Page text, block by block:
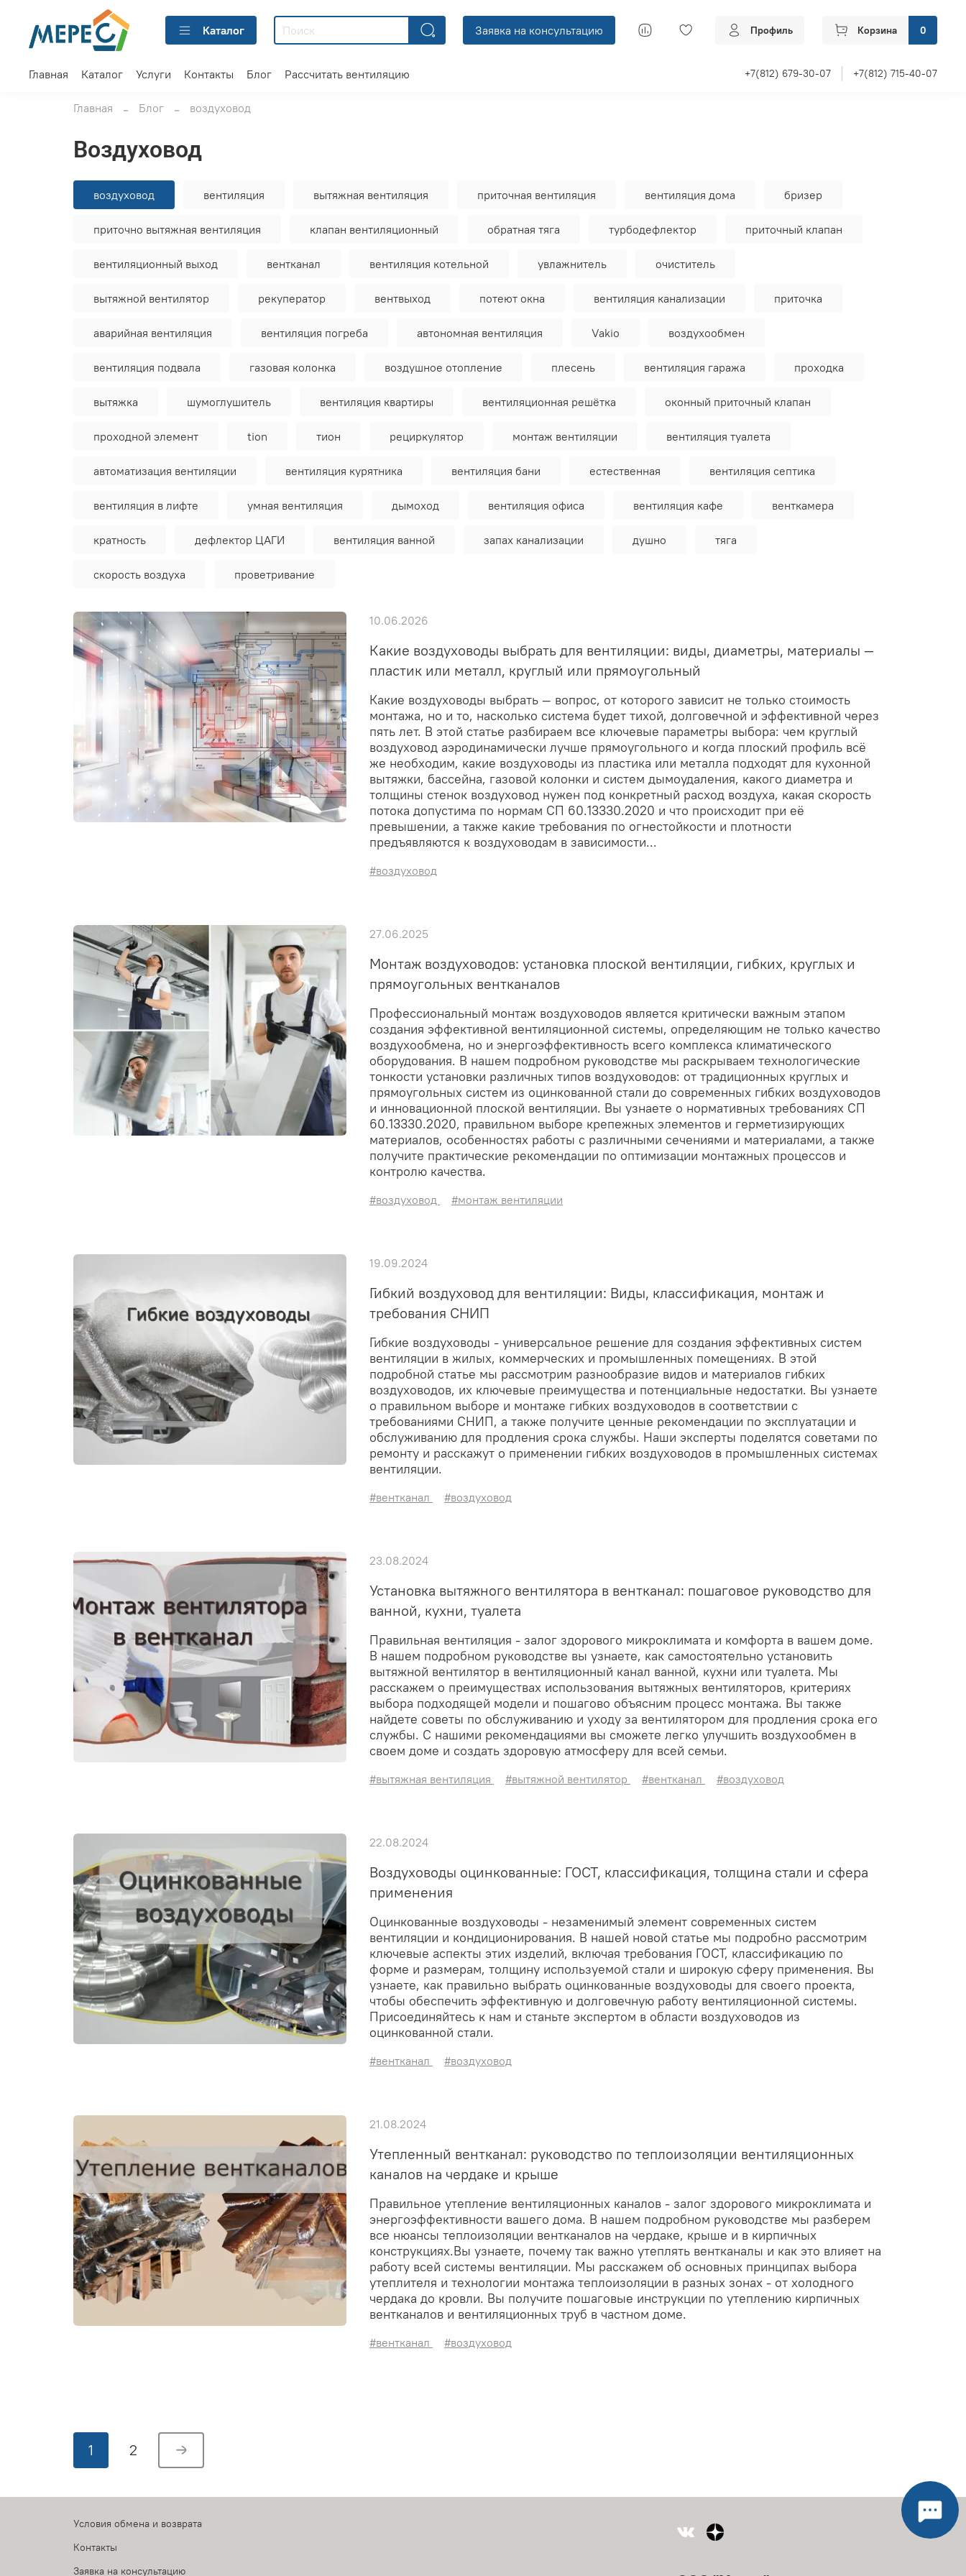
Каталог Заявка на консультацию Профиль Корзина 0
Главная Каталог Услуги Контакты Блог Рассчитать вентиляцию +7(812) 679-30-07 +7(812) 715-40-07
Главная Блог воздуховод
воздуховод
воздуховод вентиляция вытяжная вентиляция приточная вентиляция вентиляция дома бризер
приточно вытяжная вентиляция клапан вентиляционный обратная тяга турбодефлектор приточный клапан
вентиляционный выход вентканал вентиляция котельной увлажнитель очиститель
вытяжной вентилятор рекуператор вентвыход потеют окна вентиляция канализации приточка
аварийная вентиляция вентиляция погреба автономная вентиляция Vakio воздухообмен
вентиляция подвала газовая колонка воздушное отопление плесень вентиляция гаража проходка
вытяжка шумоглушитель вентиляция квартиры вентиляционная решётка оконный приточный клапан
проходной элемент tion тион рециркулятор монтаж вентиляции вентиляция туалета
автоматизация вентиляции вентиляция курятника вентиляция бани естественная вентиляция септика
вентиляция в лифте умная вентиляция дымоход вентиляция офиса вентиляция кафе венткамера
кратность дефлектор ЦАГИ вентиляция ванной запах канализации душно тяга
скорость воздуха проветривание
Какие воздуховоды выбрать для вентиляции: виды, диаметры, материалы —
пластик или металл, круглый или прямоугольный
Какие воздуховоды выбрать — вопрос, от которого зависит не только стоимость
монтажа, но и то, насколько система будет тихой, долговечной и эффективной через
пять лет. В этой статье разбираем все ключевые параметры выбора: чем круглый
воздуховод аэродинамически лучше прямоугольного и когда плоский профиль всё
же необходим, какие воздуховоды из пластика или металла подходят для кухонной
вытяжки, бассейна, газовой колонки и систем дымоудаления, какого диаметра и
толщины стенок воздуховод нужен под конкретный расход воздуха, какая скорость
потока допустима по нормам СП 60.13330.2020 и что происходит при её
превышении, а также какие требования по огнестойкости и плотности
предъявляются к воздуховодам в зависимости...
10.06.2026
#воздуховод
Монтаж воздуховодов: установка плоской вентиляции, гибких, круглых и
прямоугольных вентканалов
Профессиональный монтаж воздуховодов является критически важным этапом
создания эффективной вентиляционной системы, определяющим не только качество
воздухообмена, но и энергоэффективность всего комплекса климатического
оборудования. В нашем подробном руководстве мы раскрываем технологические
тонкости установки различных типов воздуховодов: от традиционных круглых и
прямоугольных систем из оцинкованной стали до современных гибких воздуховодов
и инновационной плоской вентиляции. Вы узнаете о нормативных требованиях СП
60.13330.2020, правильном выборе крепежных элементов и герметизирующих
материалов, особенностях работы с различными сечениями и материалами, а также
получите практические рекомендации по оптимизации монтажных процессов и
контролю качества.
27.06.2025
#воздуховод #монтаж вентиляции
Гибкий воздуховод для вентиляции: Виды, классификация, монтаж и
требования СНИП
Гибкие воздуховоды - универсальное решение для создания эффективных систем
вентиляции в жилых, коммерческих и промышленных помещениях. В этой
подробной статье мы рассмотрим разнообразие видов и материалов гибких
воздуховодов, их ключевые преимущества и потенциальные недостатки. Вы узнаете
о правильном выборе и монтаже гибких воздуховодов в соответствии с
требованиями СНИП, а также получите ценные рекомендации по эксплуатации и
обслуживанию для продления срока службы. Наши эксперты поделятся советами по
ремонту и расскажут о применении гибких воздуховодов в промышленных системах
вентиляции.
19.09.2024
#вентканал #воздуховод
Установка вытяжного вентилятора в вентканал: пошаговое руководство для
ванной, кухни, туалета
Правильная вентиляция - залог здорового микроклимата и комфорта в вашем доме.
В нашем подробном руководстве вы узнаете, как самостоятельно установить
вытяжной вентилятор в вентиляционный канал ванной, кухни или туалета. Мы
расскажем о преимуществах использования вытяжных вентиляторов, критериях
выбора подходящей модели и пошагово объясним процесс монтажа. Вы также
найдете советы по обслуживанию и уходу за вентилятором для продления срока его
службы. С нашими рекомендациями вы сможете легко улучшить воздухообмен в
своем доме и создать здоровую атмосферу для всей семьи.
23.08.2024
#вытяжная вентиляция #вытяжной вентилятор #вентканал #воздуховод
Воздуховоды оцинкованные: ГОСТ, классификация, толщина стали и сфера
применения
Оцинкованные воздуховоды - незаменимый элемент современных систем
вентиляции и кондиционирования. В нашей новой статье мы подробно рассмотрим
ключевые аспекты этих изделий, включая требования ГОСТ, классификацию по
форме и размерам, толщину используемой стали и широкую сферу применения. Вы
узнаете, как правильно выбрать оцинкованные воздуховоды для своего проекта,
чтобы обеспечить эффективную и долговечную работу вентиляционной системы.
Присоединяйтесь к нам и станьте экспертом в области воздуховодов из
оцинкованной стали.
22.08.2024
#вентканал #воздуховод
Утепленный вентканал: руководство по теплоизоляции вентиляционных
каналов на чердаке и крыше
Правильное утепление вентиляционных каналов - залог здорового микроклимата и
энергоэффективности вашего дома. В нашем подробном руководстве мы разберем
все нюансы теплоизоляции вентканалов на чердаке, крыше и в кирпичных
конструкциях.Вы узнаете, почему так важно утеплять вентканалы и как это влияет на
работу всей системы вентиляции. Мы расскажем об основных принципах выбора
утеплителя и технологии монтажа теплоизоляции в разных зонах - от холодного
чердака до кровли. Вы получите пошаговые инструкции по утеплению кирпичных
вентканалов и вентиляционных труб в частном доме.
21.08.2024
#вентканал #воздуховод
1 2
Условия обмена и возврата
Контакты
Заявка на консультацию